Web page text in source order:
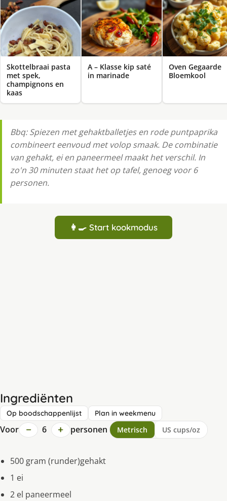
Skottelbraai pasta
met spek,
champignons en
kaas
A – Klasse kip saté
in marinade
Oven Gegaarde
Bloemkool
Bbq: Spiezen met gehaktballetjes en rode puntpaprika
combineert eenvoud met volop smaak. De combinatie
van gehakt, ei en paneermeel maakt het verschil. In
zo'n 30 minuten staat het op tafel, genoeg voor 6
personen.
👩‍🍳 Start kookmodus
Ingrediënten
Op boodschappenlijst Plan in weekmenu
Voor − 6 + personen Metrisch US cups/oz
500 gram (runder)gehakt
1 ei
2 el paneermeel